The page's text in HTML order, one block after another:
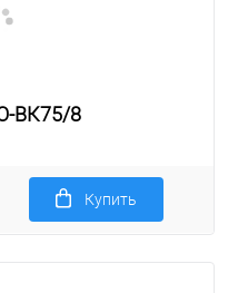
ВК75/8
Купить